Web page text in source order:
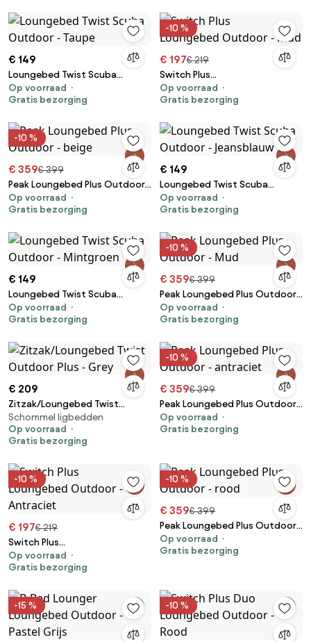
€ 149
Loungebed Twist Scuba
Outdoor - Taupe
Op voorraad
Gratis bezorging
-10 %
€ 197€ 219
Switch Plus
Loungebed Outdoor - Mud
Op voorraad
Gratis bezorging
-10 %
€ 359€ 399
Peak Loungebed Plus Outdoor -
beige
Op voorraad
Gratis bezorging
€ 149
Loungebed Twist Scuba
Outdoor - Jeansblauw
Op voorraad
Gratis bezorging
€ 149
Loungebed Twist Scuba
Outdoor - Mintgroen
Op voorraad
Gratis bezorging
-10 %
€ 359€ 399
Peak Loungebed Plus Outdoor -
Mud
Op voorraad
Gratis bezorging
€ 209
Zitzak/Loungebed Twist
Outdoor Plus - Grey
Schommel ligbedden
Op voorraad
Gratis bezorging
-10 %
€ 359€ 399
Peak Loungebed Plus Outdoor -
antraciet
Op voorraad
Gratis bezorging
-10 %
€ 197€ 219
Switch Plus
Loungebed Outdoor -
Antraciet
Op voorraad
Gratis bezorging
-10 %
€ 359€ 399
Peak Loungebed Plus Outdoor -
rood
Op voorraad
Gratis bezorging
-15 % -10 %